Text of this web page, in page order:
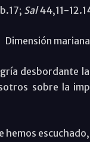
Sal44,11-
Dimensión
desbordante
sobre la
hemos